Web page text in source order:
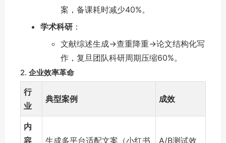
案，备课耗时减少40%。
学术科研 ：
文献综述生成→查重降重→论文结构化写
作，复旦团队科研周期压缩60%。
2. 企业效率革命
行
业
典型案例 成效
内
容
生成多平台适配文案（小红书
A/B测试效